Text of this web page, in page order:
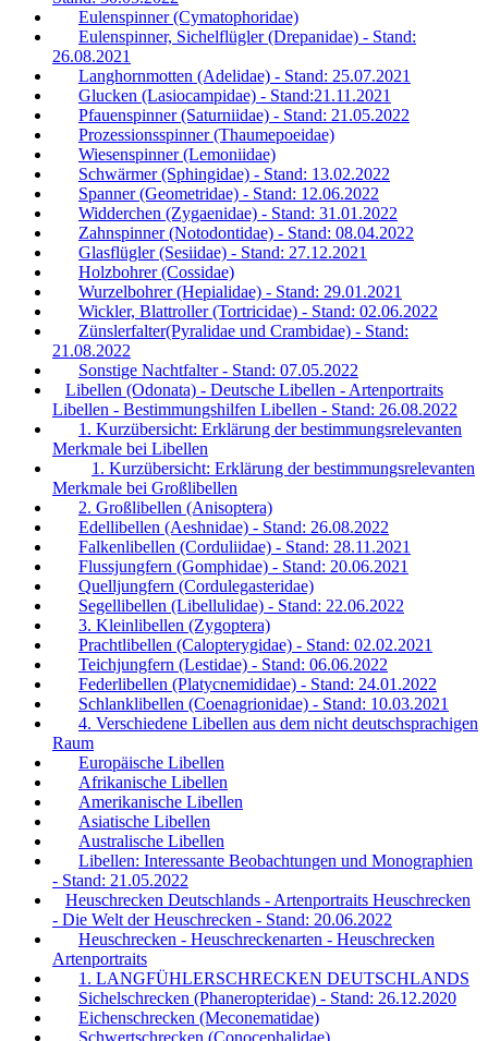
Eulenspinner (Cymatophoridae)
Eulenspinner, Sichelflügler (Drepanidae) - Stand:
26.08.2021
Langhornmotten (Adelidae) - Stand: 25.07.2021
Glucken (Lasiocampidae) - Stand:21.11.2021
Pfauenspinner (Saturniidae) - Stand: 21.05.2022
Prozessionsspinner (Thaumepoeidae)
Wiesenspinner (Lemoniidae)
Schwärmer (Sphingidae) - Stand: 13.02.2022
Spanner (Geometridae) - Stand: 12.06.2022
Widderchen (Zygaenidae) - Stand: 31.01.2022
Zahnspinner (Notodontidae) - Stand: 08.04.2022
Glasflügler (Sesiidae) - Stand: 27.12.2021
Holzbohrer (Cossidae)
Wurzelbohrer (Hepialidae) - Stand: 29.01.2021
Wickler, Blattroller (Tortricidae) - Stand: 02.06.2022
Zünslerfalter(Pyralidae und Crambidae) - Stand:
21.08.2022
Sonstige Nachtfalter - Stand: 07.05.2022
Libellen (Odonata) - Deutsche Libellen - Artenportraits
Libellen - Bestimmungshilfen Libellen - Stand: 26.08.2022
1. Kurzübersicht: Erklärung der bestimmungsrelevanten
Merkmale bei Libellen
1. Kurzübersicht: Erklärung der bestimmungsrelevanten
Merkmale bei Großlibellen
2. Großlibellen (Anisoptera)
Edellibellen (Aeshnidae) - Stand: 26.08.2022
Falkenlibellen (Corduliidae) - Stand: 28.11.2021
Flussjungfern (Gomphidae) - Stand: 20.06.2021
Quelljungfern (Cordulegasteridae)
Segellibellen (Libellulidae) - Stand: 22.06.2022
3. Kleinlibellen (Zygoptera)
Prachtlibellen (Calopterygidae) - Stand: 02.02.2021
Teichjungfern (Lestidae) - Stand: 06.06.2022
Federlibellen (Platycnemididae) - Stand: 24.01.2022
Schlanklibellen (Coenagrionidae) - Stand: 10.03.2021
4. Verschiedene Libellen aus dem nicht deutschsprachigen
Raum
Europäische Libellen
Afrikanische Libellen
Amerikanische Libellen
Asiatische Libellen
Australische Libellen
Libellen: Interessante Beobachtungen und Monographien
- Stand: 21.05.2022
Heuschrecken Deutschlands - Artenportraits Heuschrecken
- Die Welt der Heuschrecken - Stand: 20.06.2022
Heuschrecken - Heuschreckenarten - Heuschrecken
Artenportraits
1. LANGFÜHLERSCHRECKEN DEUTSCHLANDS
Sichelschrecken (Phaneropteridae) - Stand: 26.12.2020
Eichenschrecken (Meconematidae)